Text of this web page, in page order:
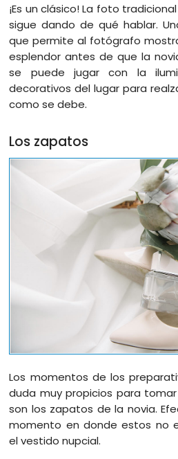
¡Es un clásico! La foto
sigue dando de qué hablar.
que permite al fotógrafo
esplendor antes de que la
se puede jugar con la
decorativos del lugar para
como se debe.
Los zapatos
Los momentos de los
duda muy propicios para
son los zapatos de la novia.
momento en donde estos no
el vestido nupcial.